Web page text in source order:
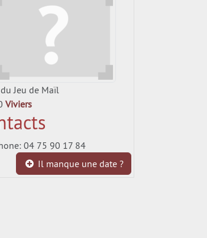
Jeu de Maïl
Viviers
04 75 90 17 84
Il manque une date ?